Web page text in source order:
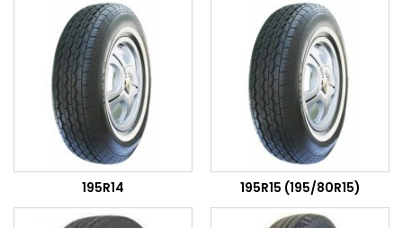
195R14 195R15 (195/80R15)